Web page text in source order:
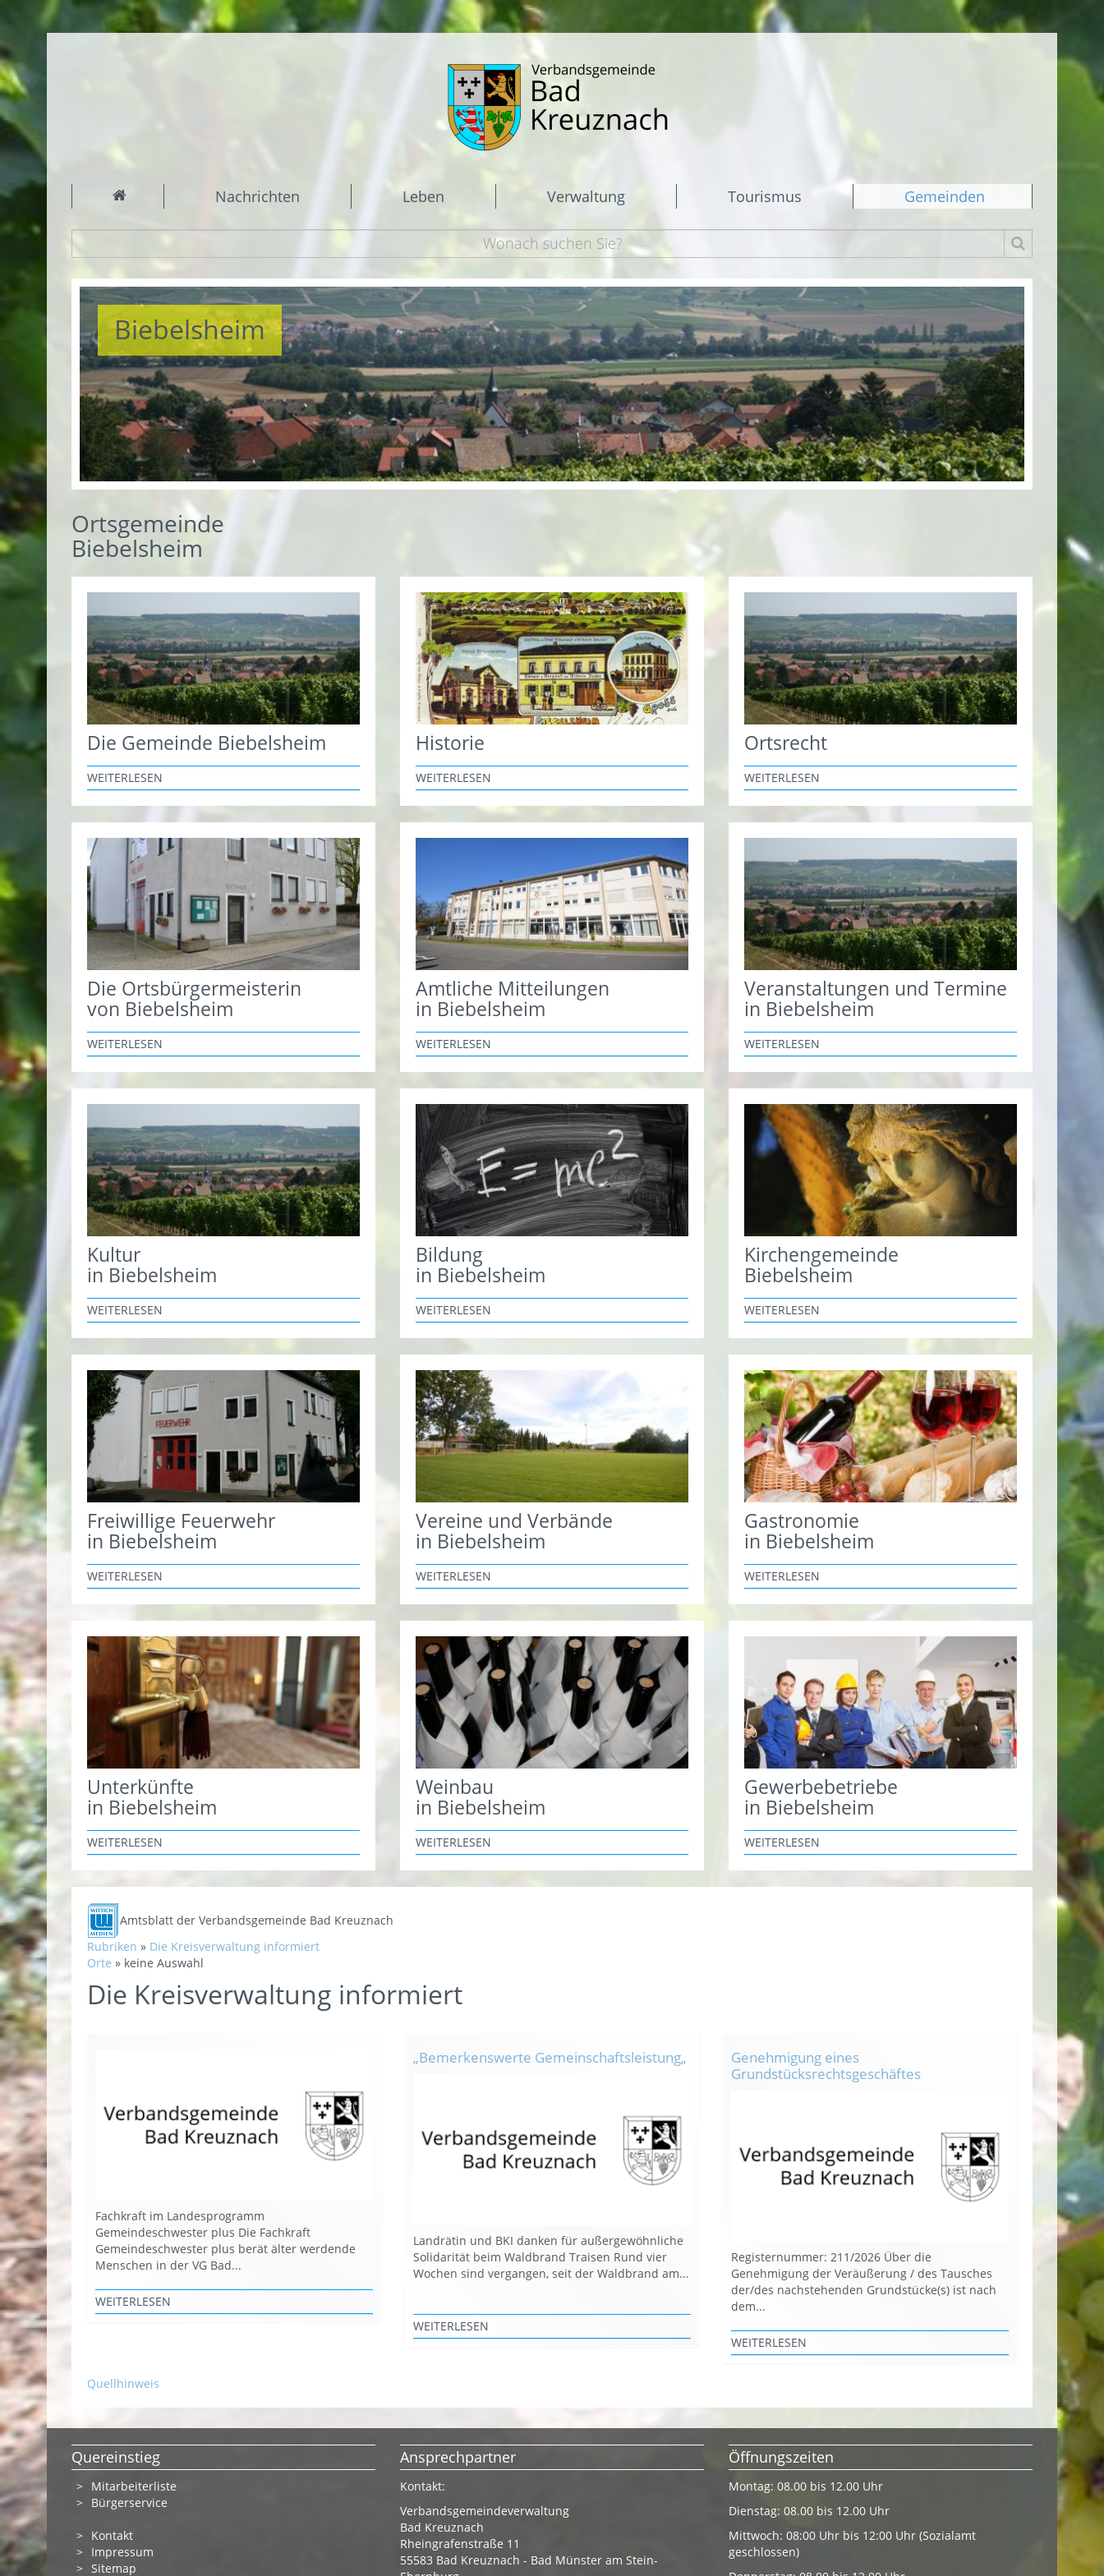
Nachrichten Leben Verwaltung Tourismus Gemeinden
Biebelsheim
Ortsgemeinde
Biebelsheim
Die Gemeinde Biebelsheim
WEITERLESEN
Historie
WEITERLESEN
Ortsrecht
WEITERLESEN
Die Ortsbürgermeisterin
von Biebelsheim
WEITERLESEN
Amtliche Mitteilungen
in Biebelsheim
WEITERLESEN
Veranstaltungen und Termine
in Biebelsheim
WEITERLESEN
Kultur
in Biebelsheim
WEITERLESEN
Bildung
in Biebelsheim
WEITERLESEN
Kirchengemeinde
Biebelsheim
WEITERLESEN
Freiwillige Feuerwehr
in Biebelsheim
WEITERLESEN
Vereine und Verbände
in Biebelsheim
WEITERLESEN
Gastronomie
in Biebelsheim
WEITERLESEN
Unterkünfte
in Biebelsheim
WEITERLESEN
Weinbau
in Biebelsheim
WEITERLESEN
Gewerbebetriebe
in Biebelsheim
WEITERLESEN
Amtsblatt der Verbandsgemeinde Bad Kreuznach
Rubriken » Die Kreisverwaltung informiert
Orte » keine Auswahl
Die Kreisverwaltung informiert
Fachkraft im Landesprogramm
Gemeindeschwester plus Die Fachkraft
Gemeindeschwester plus berät älter werdende
Menschen in der VG Bad...
WEITERLESEN
„Bemerkenswerte Gemeinschaftsleistung„
Landrätin und BKI danken für außergewöhnliche
Solidarität beim Waldbrand Traisen Rund vier
Wochen sind vergangen, seit der Waldbrand am...
WEITERLESEN
Genehmigung eines
Grundstücksrechtsgeschäftes
Registernummer: 211/2026 Über die
Genehmigung der Veräußerung / des Tausches
der/des nachstehenden Grundstücke(s) ist nach
dem...
WEITERLESEN
Quellhinweis
Quereinstieg
Mitarbeiterliste
Bürgerservice
Kontakt
Impressum
Sitemap
Ansprechpartner
Kontakt:
Verbandsgemeindeverwaltung
Bad Kreuznach
Rheingrafenstraße 11
55583 Bad Kreuznach - Bad Münster am Stein-
Öffnungszeiten
Montag: 08.00 bis 12.00 Uhr
Dienstag: 08.00 bis 12.00 Uhr
Mittwoch: 08:00 Uhr bis 12:00 Uhr (Sozialamt
geschlossen)